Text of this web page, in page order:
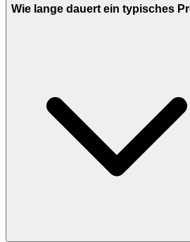
Wie lange dauert ein typisches